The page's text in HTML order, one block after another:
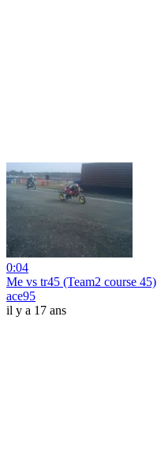
0:04
Me vs tr45 (Team2 course 45)
ace95
il y a 17 ans